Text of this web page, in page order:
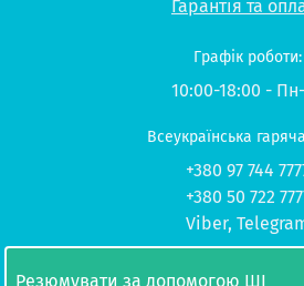
Гарантія та
© 2026 UP-STUDY
Графік роботи:
10:00-18:00 -
Всеукраїнська
+380 97 744
+380 50 722
Viber,
Резюмувати за допомогою ШІ